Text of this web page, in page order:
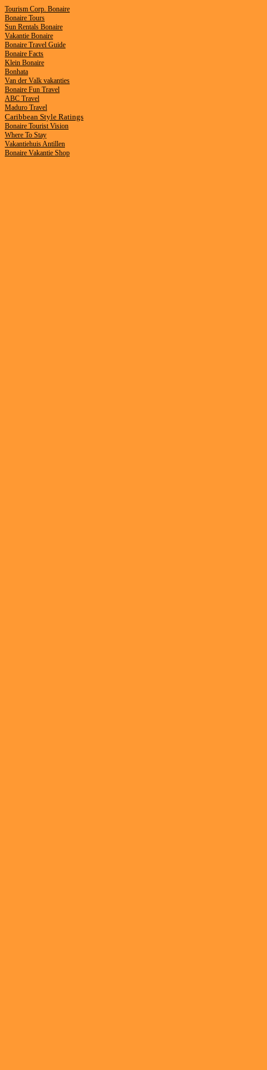
Tourism Corp. Bonaire
Bonaire Tours
Sun Rentals Bonaire
Vakantie Bonaire
Bonaire Travel Guide
Bonaire Facts
Klein Bonaire
Bonhata
Van der Valk vakanties
Bonaire Fun Travel
ABC Travel
Maduro Travel
Caribbean Style Ratings
Bonaire Tourist Vision
Where To Stay
Vakantiehuis Antillen
Bonaire Vakantie Shop